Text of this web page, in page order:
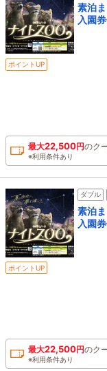
素泊
入園
ポイントUP
最大22,500円のク
※利用条件あり
ダブル
素泊
入園
ポイントUP
最大22,500円のク
※利用条件あり